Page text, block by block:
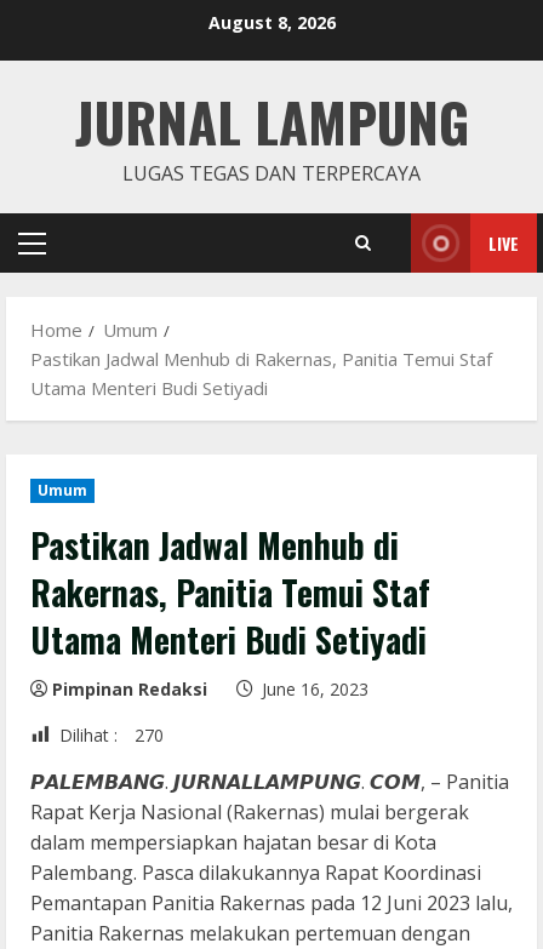
August 8, 2026
JURNAL LAMPUNG
LUGAS TEGAS DAN TERPERCAYA
Primary
LIVE
Home
Umum
Pastikan Jadwal Menhub di Rakernas, Panitia Temui Staf
Utama Menteri Budi Setiyadi
Umum
Pastikan Jadwal Menhub di
Rakernas, Panitia Temui Staf
Utama Menteri Budi Setiyadi
Pimpinan Redaksi
June 16, 2023
Dilihat :
270
𝙋𝘼𝙇𝙀𝙈𝘽𝘼𝙉𝙂. 𝙅𝙐𝙍𝙉𝘼𝙇𝙇𝘼𝙈𝙋𝙐𝙉𝙂. 𝘾𝙊𝙈, – Panitia
Rapat Kerja Nasional (Rakernas) mulai bergerak
dalam mempersiapkan hajatan besar di Kota
Palembang. Pasca dilakukannya Rapat Koordinasi
Pemantapan Panitia Rakernas pada 12 Juni 2023 lalu,
Panitia Rakernas melakukan pertemuan dengan